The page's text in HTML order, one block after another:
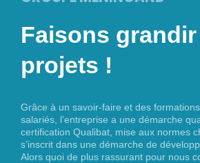
Faisons
projets !
Grâce à un savoir-faire et des
salariés, l’entreprise a une démarche
certification Qualibat, mise aux normes
s’inscrit dans une démarche de
Alors quoi de plus rassurant pour nous